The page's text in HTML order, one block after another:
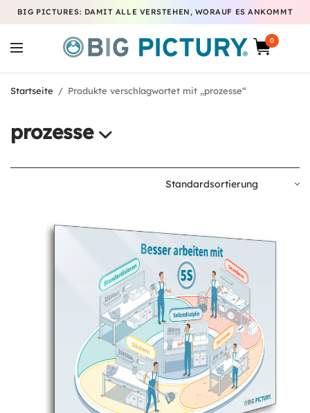
BIG PICTURES: DAMIT ALLE VERSTEHEN, WORAUF ES ANKOMMT
0
Startseite / Produkte verschlagwortet mit „prozesse“
prozesse